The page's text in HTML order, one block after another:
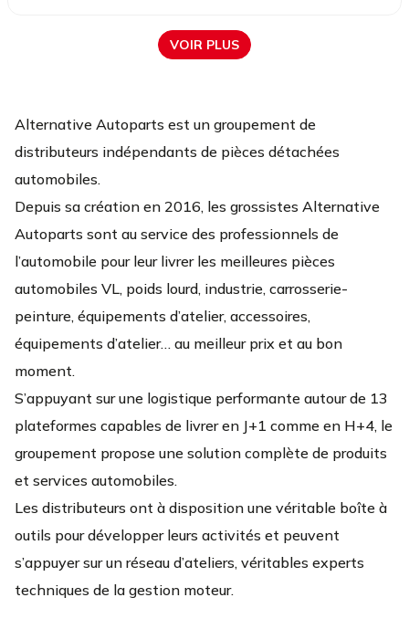
VOIR PLUS
Alternative Autoparts est un groupement de
distributeurs indépendants de pièces détachées
automobiles.
Depuis sa création en 2016, les grossistes Alternative
Autoparts sont au service des professionnels de
l’automobile pour leur livrer les meilleures pièces
automobiles VL, poids lourd, industrie, carrosserie-
peinture, équipements d’atelier, accessoires,
équipements d’atelier… au meilleur prix et au bon
moment.
S’appuyant sur une logistique performante autour de 13
plateformes capables de livrer en J+1 comme en H+4, le
groupement propose une solution complète de produits
et services automobiles.
Les distributeurs ont à disposition une véritable boîte à
outils pour développer leurs activités et peuvent
s’appuyer sur un réseau d’ateliers, véritables experts
techniques de la gestion moteur.